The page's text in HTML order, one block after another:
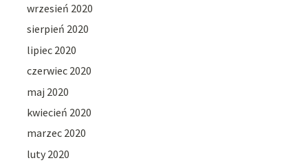
wrzesień 2020
sierpień 2020
lipiec 2020
czerwiec 2020
maj 2020
kwiecień 2020
marzec 2020
luty 2020